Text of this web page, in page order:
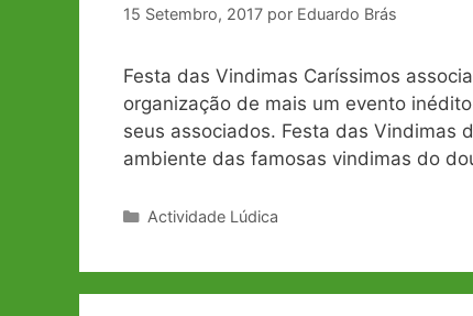
15 Setembro, 2017 por Eduardo Brás
Festa das Vindimas Caríssimos
organização de mais um evento
seus associados. Festa das Vindimas
ambiente das famosas vindimas do
Categorias
Actividade Lúdica